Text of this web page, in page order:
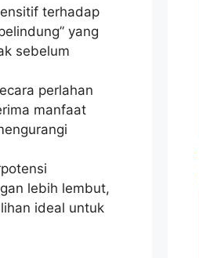
terhadap
yang
sebelum
perlahan
manfaat
lebih lembut,
ideal untuk